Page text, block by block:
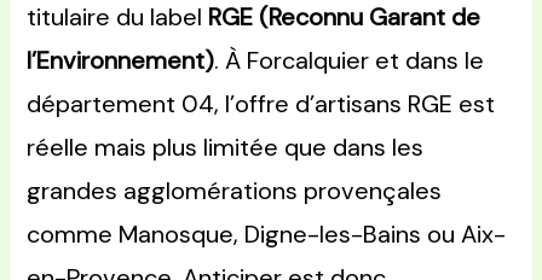
titulaire du label RGE (Reconnu Garant de
l’Environnement). À Forcalquier et dans le
département 04, l’offre d’artisans RGE est
réelle mais plus limitée que dans les
grandes agglomérations provençales
comme Manosque, Digne-les-Bains ou Aix-